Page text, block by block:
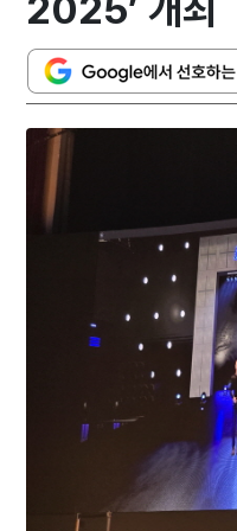
2025’ 개최